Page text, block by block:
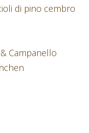
di pino cembro
Campanello